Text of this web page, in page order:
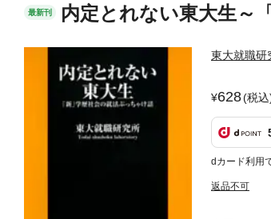
最新刊 内定とれない東大生～
東大就職研
628(税込
dカード利用
返品不可